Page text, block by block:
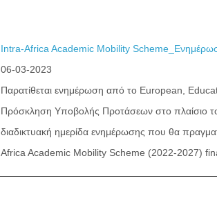
Intra-Africa Academic Mobility
06-03-2023
Παρατίθεται ενημέρωση από το European,
Πρόσκληση Υποβολής Προτάσεων στο πλαίσιο
διαδικτυακή ημερίδα ενημέρωσης που θα
Africa Academic Mobility Scheme (2022-2027)